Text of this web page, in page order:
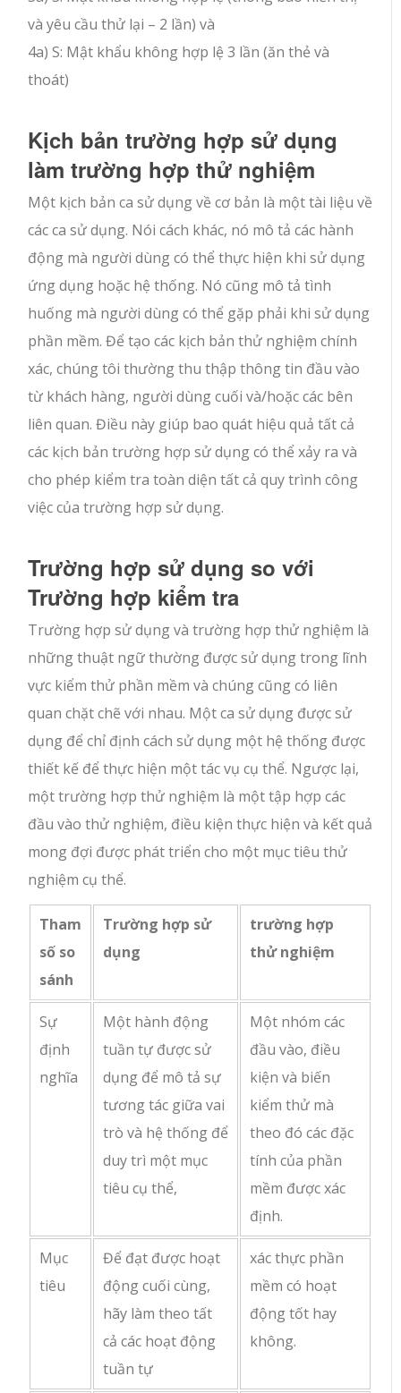
và yêu cầu thử lại – 2 lần) và
4a) S: Mật khẩu không hợp lệ 3 lần (ăn thẻ và
thoát)
Kịch bản trường hợp sử dụng
làm trường hợp thử nghiệm
Một kịch bản ca sử dụng về cơ bản là một tài liệu về
các ca sử dụng. Nói cách khác, nó mô tả các hành
động mà người dùng có thể thực hiện khi sử dụng
ứng dụng hoặc hệ thống. Nó cũng mô tả tình
huống mà người dùng có thể gặp phải khi sử dụng
phần mềm. Để tạo các kịch bản thử nghiệm chính
xác, chúng tôi thường thu thập thông tin đầu vào
từ khách hàng, người dùng cuối và/hoặc các bên
liên quan. Điều này giúp bao quát hiệu quả tất cả
các kịch bản trường hợp sử dụng có thể xảy ra và
cho phép kiểm tra toàn diện tất cả quy trình công
việc của trường hợp sử dụng.
Trường hợp sử dụng so với
Trường hợp kiểm tra
Trường hợp sử dụng và trường hợp thử nghiệm là
những thuật ngữ thường được sử dụng trong lĩnh
vực kiểm thử phần mềm và chúng cũng có liên
quan chặt chẽ với nhau. Một ca sử dụng được sử
dụng để chỉ định cách sử dụng một hệ thống được
thiết kế để thực hiện một tác vụ cụ thể. Ngược lại,
một trường hợp thử nghiệm là một tập hợp các
đầu vào thử nghiệm, điều kiện thực hiện và kết quả
mong đợi được phát triển cho một mục tiêu thử
nghiệm cụ thể.
Tham
số so
sánh
Trường hợp sử
dụng
trường hợp
thử nghiệm
Sự
định
nghĩa
Một hành động
tuần tự được sử
dụng để mô tả sự
tương tác giữa vai
trò và hệ thống để
duy trì một mục
tiêu cụ thể,
Một nhóm các
đầu vào, điều
kiện và biến
kiểm thử mà
theo đó các đặc
tính của phần
mềm được xác
định.
Mục
tiêu
Để đạt được hoạt
động cuối cùng,
hãy làm theo tất
cả các hoạt động
tuần tự
xác thực phần
mềm có hoạt
động tốt hay
không.